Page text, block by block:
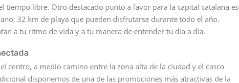
libre. Otro destacado punto a favor para la capital catalana es
32 km de playa que pueden disfrutarse durante todo el año.
a tu ritmo de vida y a tu manera de entender tu día a día.
a medio camino entre la zona alta de la ciudad y el casco
disponemos de una de las promociones más atractivas de la